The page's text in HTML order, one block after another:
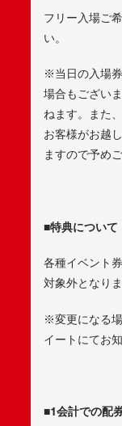
フリー入場ご
い。
※当日の入場
場合もござい
ねます。また
お客様がお越
ますので予め
■特典について
各種イベント
対象外となり
※変更になる
イートにてお
■1会計での配